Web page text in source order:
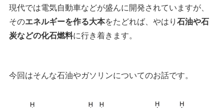
現代では電気自動車などが盛んに開発されていますが、
そのエネルギーを作る大本をたどれば、やはり石油や石
炭などの化石燃料に行き着きます。
今回はそんな石油やガソリンについてのお話です。